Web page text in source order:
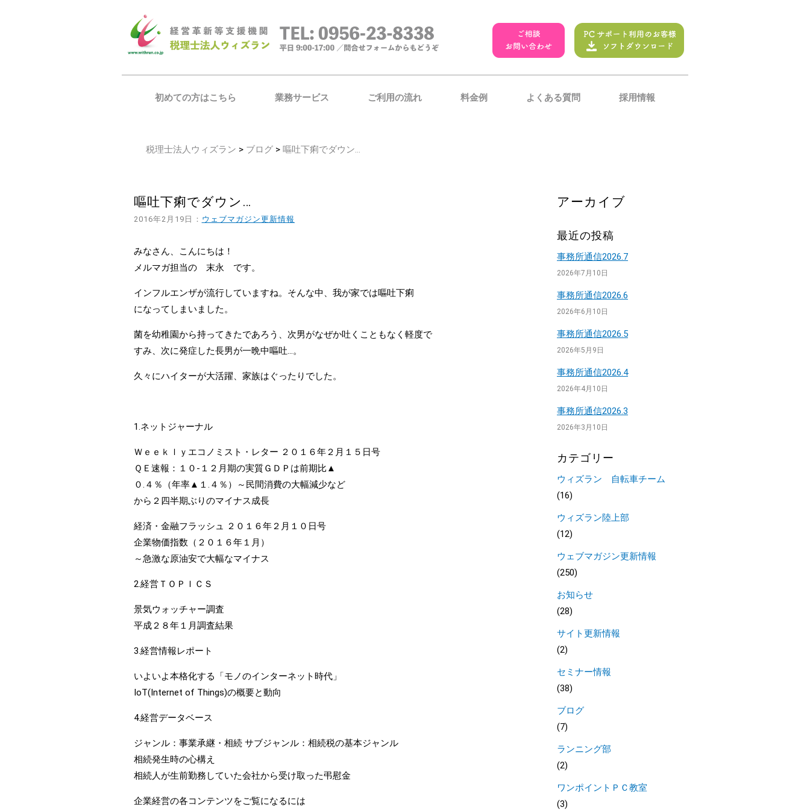
初めての方はこちら 業務サービス ご利用の流れ 料金例 よくある質問 採用情報
税理士法人ウィズラン > ブログ > 嘔吐下痢でダウン…
嘔吐下痢でダウン…
2016年2月19日： ウェブマガジン更新情報
みなさん、こんにちは！
メルマガ担当の 末永 です。
インフルエンザが流行していますね。そんな中、我が家では嘔吐下痢
になってしまいました。
菌を幼稚園から持ってきたであろう、次男がなぜか吐くこともなく軽度で
すみ、次に発症した長男が一晩中嘔吐…。
久々にハイターが大活躍、家族はぐったりでした。
1.ネットジャーナル
Ｗｅｅｋｌｙエコノミスト・レター ２０１６年２月１５日号
ＱＥ速報：１０-１２月期の実質ＧＤＰは前期比▲
０.４％（年率▲１.４％）～民間消費の大幅減少など
から２四半期ぶりのマイナス成長
経済・金融フラッシュ ２０１６年２月１０日号
企業物価指数（２０１６年１月）
～急激な原油安で大幅なマイナス
2.経営ＴＯＰＩＣＳ
景気ウォッチャー調査
平成２８年１月調査結果
3.経営情報レポート
いよいよ本格化する「モノのインターネット時代」
IoT(Internet of Things)の概要と動向
4.経営データベース
ジャンル：事業承継・相続 サブジャンル：相続税の基本ジャンル
相続発生時の心構え
相続人が生前勤務していた会社から受け取った弔慰金
企業経営の各コンテンツをご覧になるには
アーカイブ
最近の投稿
事務所通信2026.7
2026年7月10日
事務所通信2026.6
2026年6月10日
事務所通信2026.5
2026年5月9日
事務所通信2026.4
2026年4月10日
事務所通信2026.3
2026年3月10日
カテゴリー
ウィズラン 自転車チーム
(16)
ウィズラン陸上部
(12)
ウェブマガジン更新情報
(250)
お知らせ
(28)
サイト更新情報
(2)
セミナー情報
(38)
ブログ
(7)
ランニング部
(2)
ワンポイントＰＣ教室
(3)